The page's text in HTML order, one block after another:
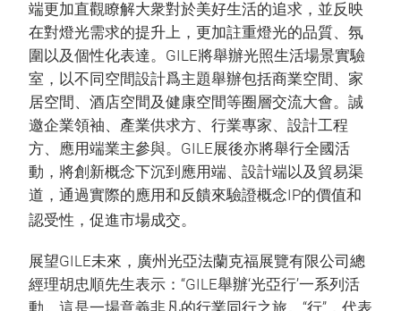
端更加直觀瞭解大衆對於美好生活的追求，並反映
在對燈光需求的提升上，更加註重燈光的品質、氛
圍以及個性化表達。GILE將舉辦光照生活場景實驗
室，以不同空間設計爲主題舉辦包括商業空間、家
居空間、酒店空間及健康空間等圈層交流大會。誠
邀企業領袖、產業供求方、行業專家、設計工程
方、應用端業主參與。GILE展後亦將舉行全國活
動，將創新概念下沉到應用端、設計端以及貿易渠
道，通過實際的應用和反饋來驗證概念IP的價值和
認受性，促進市場成交。
展望GILE未來，廣州光亞法蘭克福展覽有限公司總
經理胡忠順先生表示：“GILE舉辦‘光亞行’一系列活